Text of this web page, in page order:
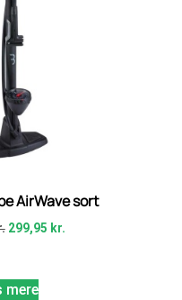
AirWave sort
299,95 kr.
mere